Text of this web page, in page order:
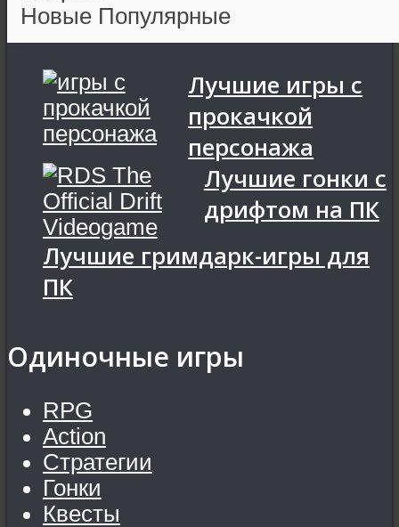
Новые Популярные
Лучшие игры с
прокачкой
персонажа
Лучшие гонки с
дрифтом на ПК
Лучшие гримдарк-игры для
ПК
Одиночные игры
RPG
Action
Стратегии
Гонки
Квесты